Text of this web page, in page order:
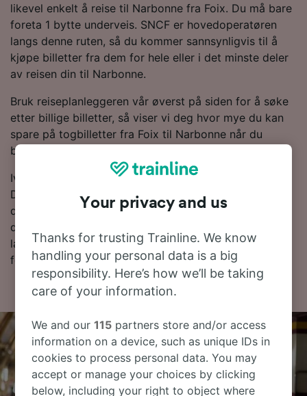
likevel enkelt å reise til Narbonne fra Foix. Du må bare
foreta 1 bytte underveis. SNCF er hovedoperatøren
langs denne ruten, så du kommer sannsynligvis til å
kjøpe billetter fra dem for hele eller i det minste deler
av reisen din til Narbonne.
Bruk reiseplanleggeren vår øverst på siden for å søke
etter billige billetter, så viser vi deg hvor mye du kan
spare på togbilletter fra Foix til Narbonne når du
bestiller på forhånd.
Ivrig etter å bestille togbillettene dine til Narbonne?
Det er ingen grunn til å vente – start et søk hos oss i
dag! Hvis du vil finne ut litt mer om reisen først, finner
du togtider nedenfor, tips om å bestille billetter til en
lav pris og våre vanlige spørsmål, inkludert dagens
første og siste tog.
Your privacy and us
Thanks for trusting Trainline. We know
handling your personal data is a big
responsibility. Here’s how we’ll be taking
care of your information.
We and our115 partners store and/or access
information on a device, such as unique IDs in
cookies to process personal data. You may
accept or manage your choices by clicking
below, including your right to object where